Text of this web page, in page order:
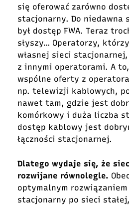
się oferować zarówno
stacjonarny. Do niedawna
był dostęp FWA. Teraz
słyszy… Operatorzy,
własnej sieci
z innymi operatorami. A
wspólne oferty z
np. telewizji kablowych,
nawet tam, gdzie jest
komórkowy i duża liczba
dostęp kablowy jest
łączności stacjonarnej.
Dlatego wydaje się, że
rozwijane równolegle.
optymalnym
stacjonarny po sieci